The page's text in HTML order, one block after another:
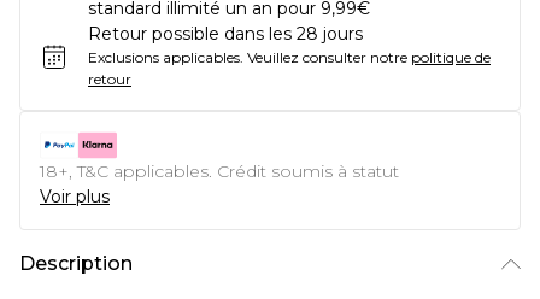
standard illimité un an pour 9,99€
Retour possible dans les 28 jours
Exclusions applicables. Veuillez consulter notre politique de
retour
18+, T&C applicables. Crédit soumis à statut
Voir plus
Description